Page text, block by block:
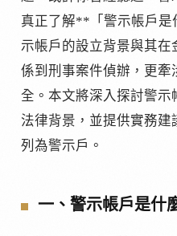
真正了解**「警示帳戶
示帳戶的設立背景與其在
係到刑事案件偵辦，更牽
全。本文將深入探討警示
法律背景，並提供實務
列為警示戶。
一、警示帳戶是什